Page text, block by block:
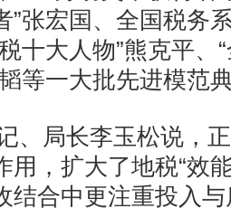
”张宏国、全国税务
十大人物”熊克平、
等一大批先进模范
局长李玉松说，正
用，扩大了地税“效
结合中更注重投入